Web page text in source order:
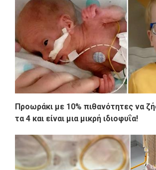
Προωράκι με 10% πιθανότητες να
τα 4 και είναι μια μικρή ιδιοφυΐα!